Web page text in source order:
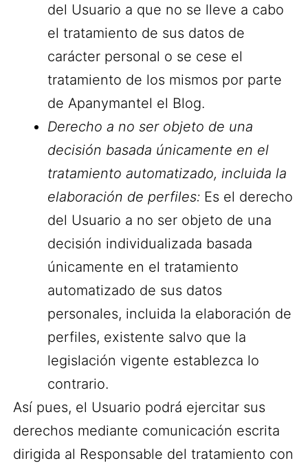
del Usuario a que no se lleve a cabo
el tratamiento de sus datos de
carácter personal o se cese el
tratamiento de los mismos por parte
de Apanymantel el Blog.
Derecho a no ser objeto de una
decisión basada únicamente en el
tratamiento automatizado, incluida la
elaboración de perfiles: Es el derecho
del Usuario a no ser objeto de una
decisión individualizada basada
únicamente en el tratamiento
automatizado de sus datos
personales, incluida la elaboración de
perfiles, existente salvo que la
legislación vigente establezca lo
contrario.
Así pues, el Usuario podrá ejercitar sus
derechos mediante comunicación escrita
dirigida al Responsable del tratamiento con